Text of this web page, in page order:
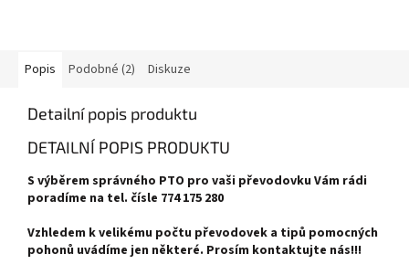
Popis Podobné (2) Diskuze
Detailní popis produktu
DETAILNÍ POPIS PRODUKTU
S výběrem správného PTO pro vaši převodovku Vám rádi
poradíme na tel. čísle 774 175 280
Vzhledem k velikému počtu převodovek a tipů pomocných
pohonů uvádíme jen některé. Prosím kontaktujte nás!!!